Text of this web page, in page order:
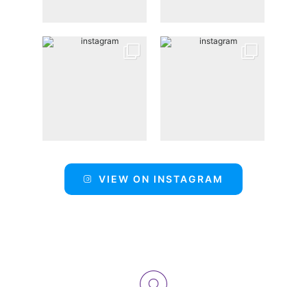
VIEW ON INSTAGRAM